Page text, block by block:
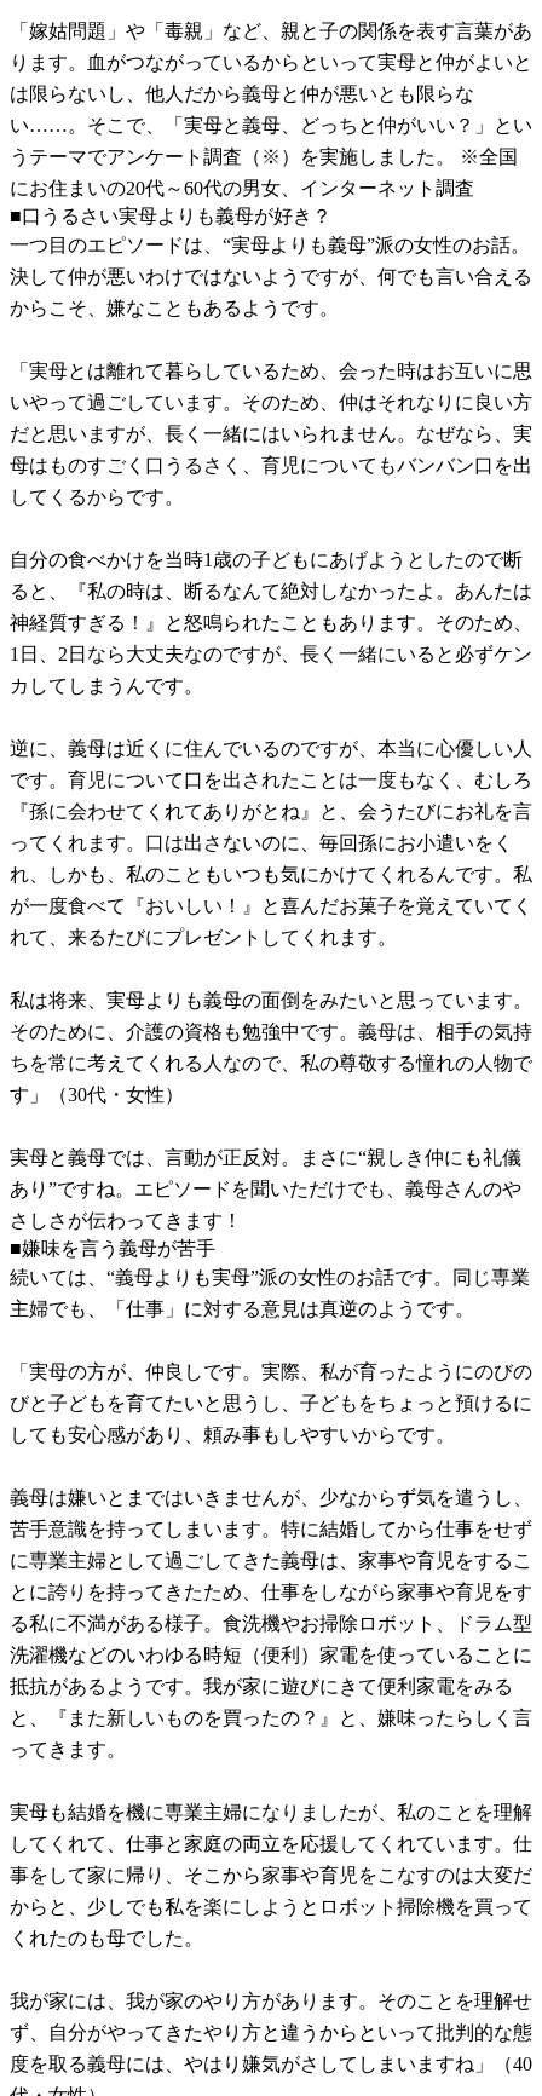
「嫁姑問題」や「毒親」など、親と子の関係を表す言葉があ
ります。血がつながっているからといって実母と仲がよいと
は限らないし、他人だから義母と仲が悪いとも限らな
い……。そこで、「実母と義母、どっちと仲がいい？」とい
うテーマでアンケート調査（※）を実施しました。 ※全国
にお住まいの20代～60代の男女、インターネット調査
■口うるさい実母よりも義母が好き？
一つ目のエピソードは、“実母よりも義母”派の女性のお話。
決して仲が悪いわけではないようですが、何でも言い合える
からこそ、嫌なこともあるようです。
「実母とは離れて暮らしているため、会った時はお互いに思
いやって過ごしています。そのため、仲はそれなりに良い方
だと思いますが、長く一緒にはいられません。なぜなら、実
母はものすごく口うるさく、育児についてもバンバン口を出
してくるからです。
自分の食べかけを当時1歳の子どもにあげようとしたので断
ると、『私の時は、断るなんて絶対しなかったよ。あんたは
神経質すぎる！』と怒鳴られたこともあります。そのため、
1日、2日なら大丈夫なのですが、長く一緒にいると必ずケン
カしてしまうんです。
逆に、義母は近くに住んでいるのですが、本当に心優しい人
です。育児について口を出されたことは一度もなく、むしろ
『孫に会わせてくれてありがとね』と、会うたびにお礼を言
ってくれます。口は出さないのに、毎回孫にお小遣いをく
れ、しかも、私のこともいつも気にかけてくれるんです。私
が一度食べて『おいしい！』と喜んだお菓子を覚えていてく
れて、来るたびにプレゼントしてくれます。
私は将来、実母よりも義母の面倒をみたいと思っています。
そのために、介護の資格も勉強中です。義母は、相手の気持
ちを常に考えてくれる人なので、私の尊敬する憧れの人物で
す」（30代・女性）
実母と義母では、言動が正反対。まさに“親しき仲にも礼儀
あり”ですね。エピソードを聞いただけでも、義母さんのや
さしさが伝わってきます！
■嫌味を言う義母が苦手
続いては、“義母よりも実母”派の女性のお話です。同じ専業
主婦でも、「仕事」に対する意見は真逆のようです。
「実母の方が、仲良しです。実際、私が育ったようにのびの
びと子どもを育てたいと思うし、子どもをちょっと預けるに
しても安心感があり、頼み事もしやすいからです。
義母は嫌いとまではいきませんが、少なからず気を遣うし、
苦手意識を持ってしまいます。特に結婚してから仕事をせず
に専業主婦として過ごしてきた義母は、家事や育児をするこ
とに誇りを持ってきたため、仕事をしながら家事や育児をす
る私に不満がある様子。食洗機やお掃除ロボット、ドラム型
洗濯機などのいわゆる時短（便利）家電を使っていることに
抵抗があるようです。我が家に遊びにきて便利家電をみる
と、『また新しいものを買ったの？』と、嫌味ったらしく言
ってきます。
実母も結婚を機に専業主婦になりましたが、私のことを理解
してくれて、仕事と家庭の両立を応援してくれています。仕
事をして家に帰り、そこから家事や育児をこなすのは大変だ
からと、少しでも私を楽にしようとロボット掃除機を買って
くれたのも母でした。
我が家には、我が家のやり方があります。そのことを理解せ
ず、自分がやってきたやり方と違うからといって批判的な態
度を取る義母には、やはり嫌気がさしてしまいますね」（40